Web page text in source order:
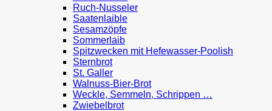
Ruch-Nusseler
Saatenlaible
Sesamzöpfe
Sommerlaib
Spitzwecken mit Hefewasser-Poolish
Sternbrot
St. Galler
Walnuss-Bier-Brot
Weckle, Semmeln, Schrippen …
Zwiebelbrot